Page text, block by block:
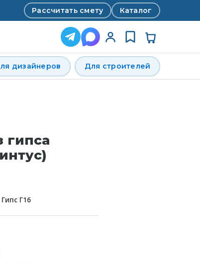
Рассчитать смету Каталог
дизайнеров Для строителей
гипса
Гипс Г16